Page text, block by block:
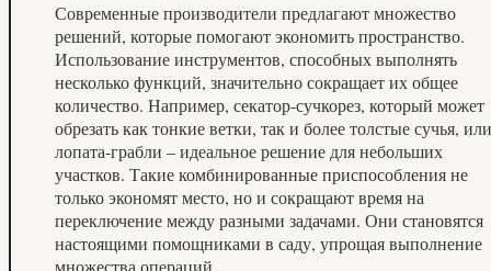
Современные производители предлагают множество
решений, которые помогают экономить пространство.
Использование инструментов, способных выполнять
несколько функций, значительно сокращает их общее
количество. Например, секатор-сучкорез, который может
обрезать как тонкие ветки, так и более толстые сучья, или
лопата-грабли – идеальное решение для небольших
участков. Такие комбинированные приспособления не
только экономят место, но и сокращают время на
переключение между разными задачами. Они становятся
настоящими помощниками в саду, упрощая выполнение
множества операций.